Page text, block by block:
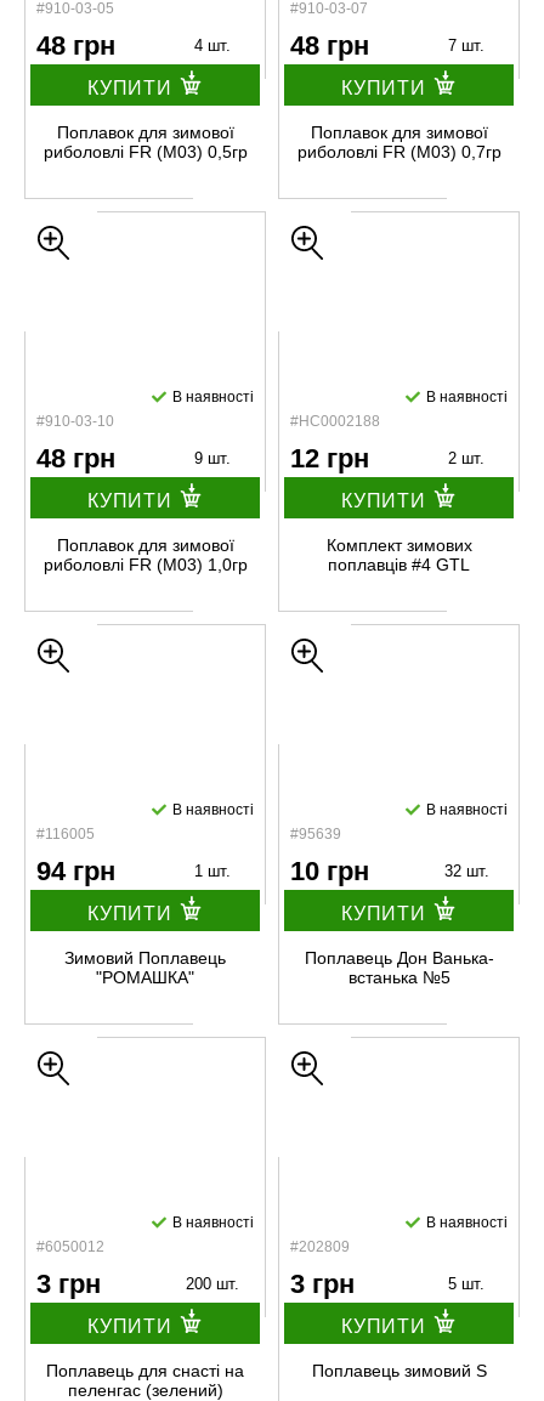
#910-03-05
48 грн 4 шт.
КУПИТИ
Поплавок для зимової
риболовлі FR (М03) 0,5гр
#910-03-07
48 грн 7 шт.
КУПИТИ
Поплавок для зимової
риболовлі FR (М03) 0,7гр
#910-03-10
В наявності
48 грн 9 шт.
КУПИТИ
Поплавок для зимової
риболовлі FR (М03) 1,0гр
#HC0002188
В наявності
12 грн 2 шт.
КУПИТИ
Комплект зимових
поплавців #4 GTL
#116005
В наявності
94 грн 1 шт.
КУПИТИ
Зимовий Поплавець
"РОМАШКА"
#95639
В наявності
10 грн 32 шт.
КУПИТИ
Поплавець Дон Ванька-
встанька №5
#6050012
В наявності
3 грн 200 шт.
КУПИТИ
Поплавець для снасті на
пеленгас (зелений)
#202809
В наявності
3 грн 5 шт.
КУПИТИ
Поплавець зимовий S